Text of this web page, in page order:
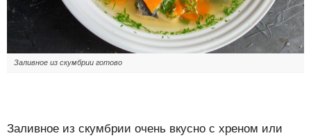
Заливное из скумбрии готово
Заливное из скумбрии очень вкусно с хреном или